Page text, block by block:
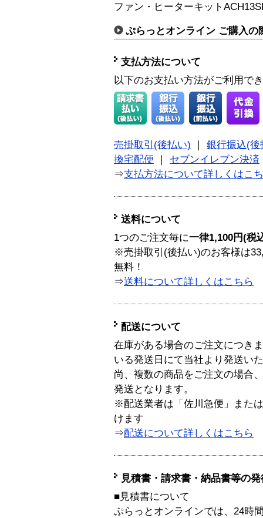
ファン・ヒーターキット
ぷらっとオンライン ご購入の
支払方法について
以下のお支払い方法がご利用で
売掛取引(後払い)
銀行振込(後
換宅配便
セブンイレブン決済
⇒支払方法について詳しくはこ
送料について
1つのご注文毎に一律1,100円(税
※売掛取引(後払い)のお客様は
無料！
⇒送料について詳しくはこちら
配送について
在庫がある場合のご注文につき
いる発送日にて当社より発送い
尚、複数の商品をご注文の場合
発送となります。
※配送業者は「佐川急便」また
けます
⇒配送について詳しくはこちら
見積書・請求書・納品書等の
■見積書について
ぷらっとオンラインでは、24時